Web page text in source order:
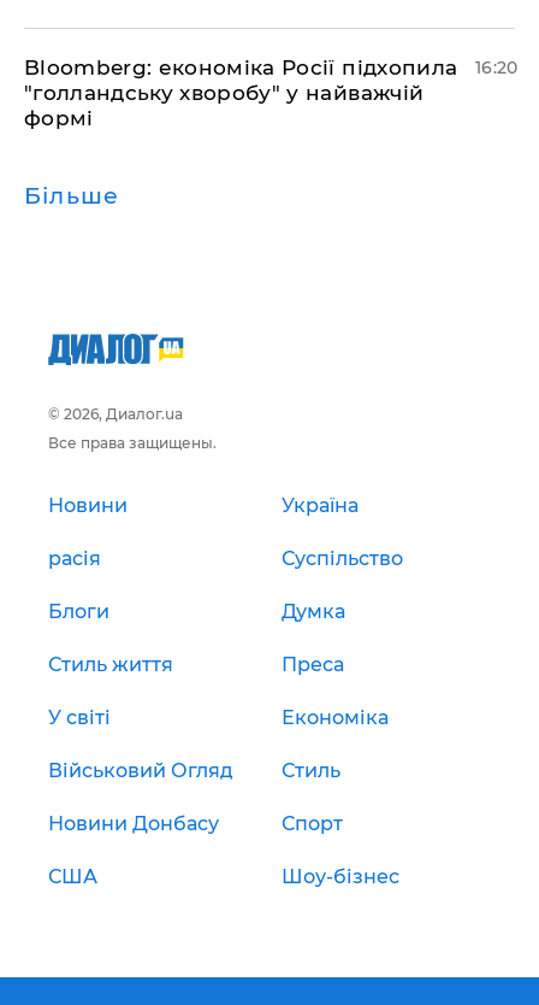
Bloomberg: економіка Росії підхопила
"голландську хворобу" у найважчій
формі
16:20
Більше
© 2026, Диалог.ua
Все права защищены.
Новини Україна
расія Суспільство
Блоги Думка
Стиль життя Преса
У світі Економіка
Військовий Огляд Стиль
Новини Донбасу Спорт
США Шоу-бізнес